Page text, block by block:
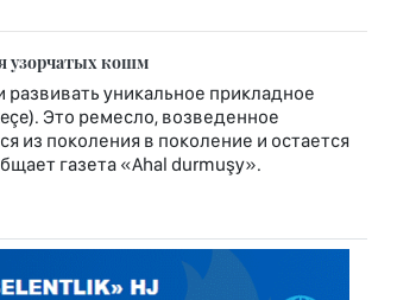
узорчатых кошм
уникальное прикладное
Это ремесло, возведенное
из поколения в поколение и остается
газета «Ahal durmuşy».